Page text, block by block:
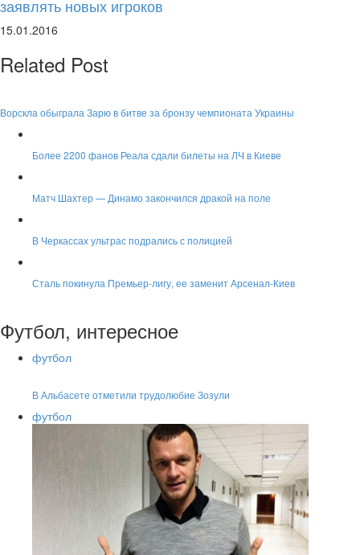
заявлять новых игроков
15.01.2016
Related Post
Ворскла обыграла Зарю в битве за бронзу чемпионата Украины
Более 2200 фанов Реала сдали билеты на ЛЧ в Киеве
Матч Шахтер — Динамо закончился дракой на поле
В Черкассах ультрас подрались с полицией
Сталь покинула Премьер-лигу, ее заменит Арсенал-Киев
Футбол, интересное
футбол
В Альбасете отметили трудолюбие Зозули
футбол